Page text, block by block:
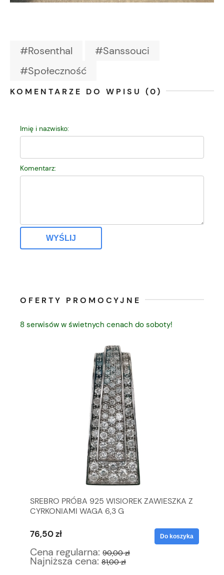
#Rosenthal
#Sanssouci
#Społeczność
KOMENTARZE DO WPISU (0)
Imię i nazwisko:
Komentarz:
WYŚLIJ
OFERTY PROMOCYJNE
8 serwisów w świetnych cenach do soboty!
SREBRO PRÓBA 925 WISIOREK ZAWIESZKA Z
CYRKONIAMI WAGA 6,3 G
76,50 zł
Cena regularna: 90,00 zł
Najniższa cena: 81,00 zł
Do koszyka